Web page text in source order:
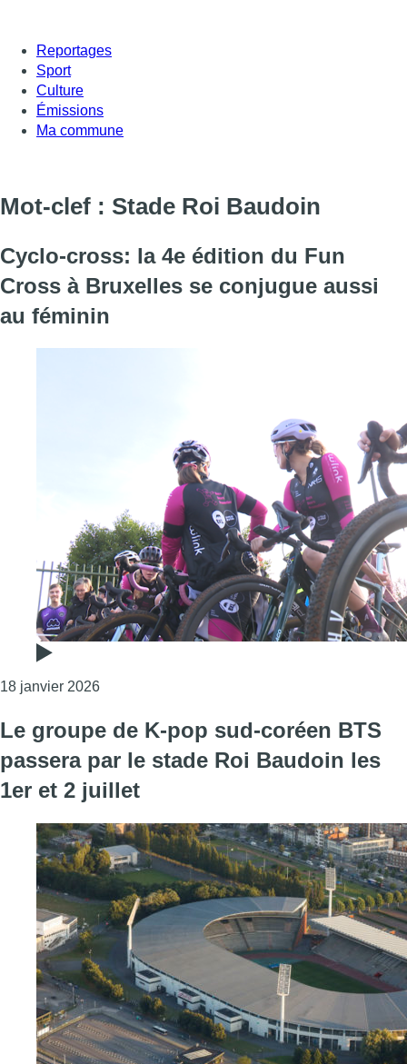
Reportages
Sport
Culture
Émissions
Ma commune
Mot-clef : Stade Roi Baudoin
Cyclo-cross: la 4e édition du Fun
Cross à Bruxelles se conjugue aussi
au féminin
18 janvier 2026Consulter l'article "Cyclo-cross: la 4e édition
Le groupe de K-pop sud-coréen BTS
passera par le stade Roi Baudoin les
1er et 2 juillet